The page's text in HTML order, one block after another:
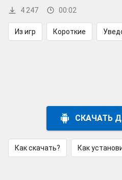
4 247 00:02
Из игр Короткие
СКАЧАТЬ
Как скачать? Как